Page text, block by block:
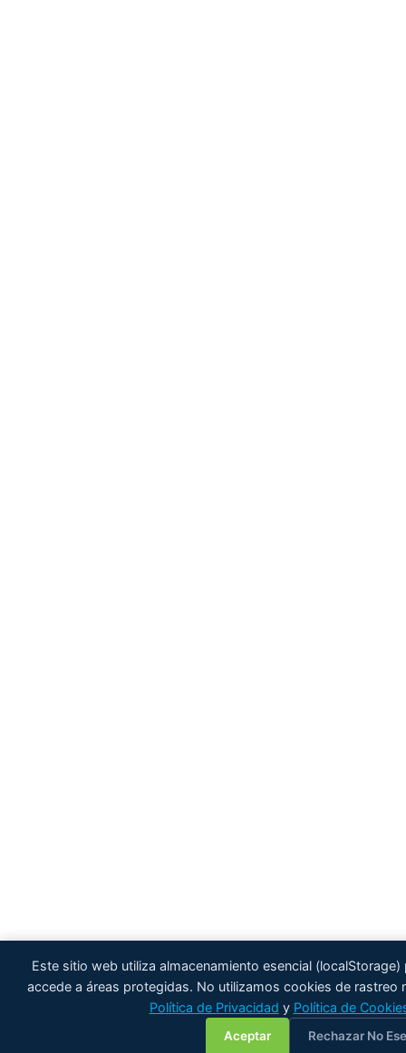
Este sitio web utiliza almacenamiento esencial
accede a áreas protegidas. No utilizamos cookies de rastreo
Política de Privacidad y Política de
Aceptar Rechazar No